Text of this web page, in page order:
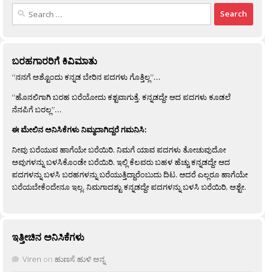
Search
ಬರಹಗಾರರಿಗೆ ಕಿವಿಮಾತು
“ನನಗೆ ಅಶ್ಟೊಂದು ಕನ್ನಡ ಬೇರಿನ ಪದಗಳು ಗೊತ್ತಿಲ್ಲ”…
“ಹೊನಲಿಗಾಗಿ ಬರಹ ಬರೆಯೋದು ಕಶ್ಟವಾಗುತ್ತೆ. ಕನ್ನಡದ್ದೇ ಆದ ಪದಗಳು ಕೂಡಲೆ
ನೆನಪಿಗೆ ಬರಲ್ಲ”…
ಈ ಮೇಲಿನ ಅನಿಸಿಕೆಗಳು ನಿಮ್ಮದಾಗಿದ್ದರೆ ಗಮನಿಸಿ:
ನೀವು ಬರೆಯುವ ಹಾಗೆಯೇ ಬರೆಯಿರಿ. ನಿಮಗೆ ಯಾವ ಪದಗಳು ತೋಚುವುದೋ
ಅವುಗಳನ್ನು ಬಳಸಿಕೊಂಡೇ ಬರೆಯಿರಿ. ಇಲ್ಲಿ ಕೆಲವರು ಬಹಳ ಹೆಚ್ಚು ಕನ್ನಡದ್ದೇ ಆದ
ಪದಗಳನ್ನು ಬಳಸಿ ಬರಹಗಳನ್ನು ಬರೆಯುತ್ತಿದ್ದಾರೆಂಬುದು ದಿಟ. ಆದರೆ ಎಲ್ಲರೂ ಹಾಗೆಯೇ
ಬರೆಯಬೇಕೆಂದೇನೂ ಇಲ್ಲ. ನಿಮಗಾದಶ್ಟು ಕನ್ನಡದ್ದೇ ಪದಗಳನ್ನು ಬಳಸಿ ಬರೆಯಿರಿ, ಅಶ್ಟೇ.
ಇತ್ತೀಚಿನ ಅನಿಸಿಕೆಗಳು
Viren on ಹುಣಸೆ ಹುಳಿ ಅನ್ನ